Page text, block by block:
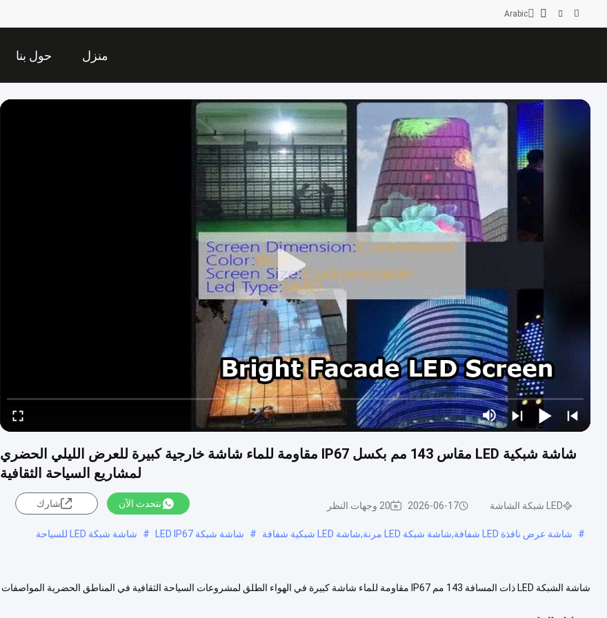
Arabic
منزل حول بنا
شاشة شبكية LED مقاس 143 مم بكسل IP67 مقاومة للماء شاشة خارجية كبيرة للعرض الليلي الحضري
لمشاريع السياحة الثقافية
LED شبكة الشاشة 2026-06-17 20 وجهات النظر نتحدث الآن شارك
# شاشة عرض نافذة LED شفافة,شاشة شبكة LED مرنة,شاشة LED شبكية شفافة # شاشة شبكة LED IP67 # شاشة شبكة LED للسياحة
شاشة الشبكة LED ذات المسافة 143 مم IP67 مقاومة للماء شاشة كبيرة في الهواء الطلق لمشروعات السياحة الثقافية في المناطق الحضرية المواصفات